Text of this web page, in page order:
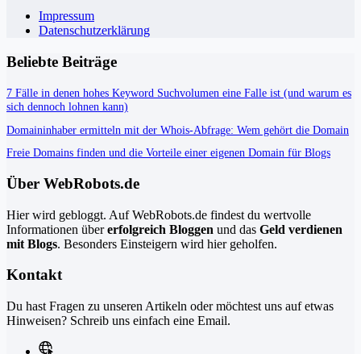
Impressum
Datenschutzerklärung
Beliebte Beiträge
7 Fälle in denen hohes Keyword Suchvolumen eine Falle ist (und warum es
sich dennoch lohnen kann)
Domaininhaber ermitteln mit der Whois-Abfrage: Wem gehört die Domain
Freie Domains finden und die Vorteile einer eigenen Domain für Blogs
Über WebRobots.de
Hier wird gebloggt. Auf WebRobots.de findest du wertvolle
Informationen übererfolgreich Bloggen und das Geld verdienen
mit Blogs. Besonders Einsteigern wird hier geholfen.
Kontakt
Du hast Fragen zu unseren Artikeln oder möchtest uns auf etwas
Hinweisen? Schreib uns einfach eine Email.